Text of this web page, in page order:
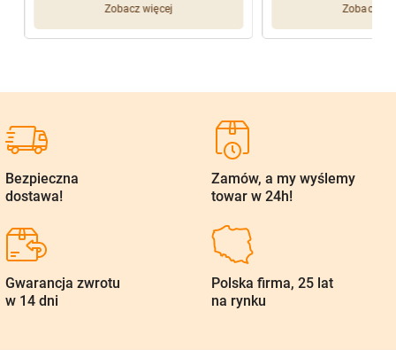
Zobacz więcej Zobacz
Bezpieczna
dostawa!
Zamów, a my wyślemy
towar w 24h!
Gwarancja zwrotu
w 14 dni
Polska firma, 25 lat
na rynku